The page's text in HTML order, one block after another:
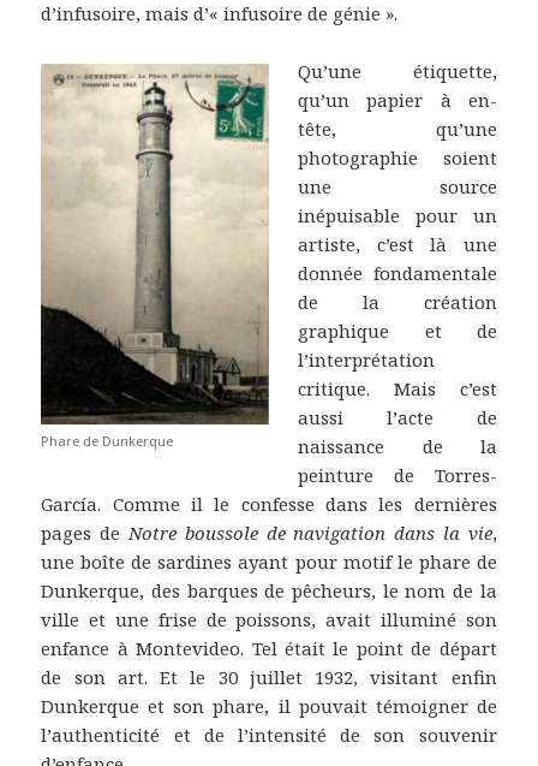
d’infusoire, mais d’« infusoire de génie ».
Phare de Dunkerque
Qu’une étiquette,
qu’un papier à en-
tête, qu’une
photographie soient
une source
inépuisable pour un
artiste, c’est là une
donnée fondamentale
de la création
graphique et de
l’interprétation
critique. Mais c’est
aussi l’acte de
naissance de la
peinture de Torres-
García. Comme il le confesse dans les dernières
pages deNotre boussole de navigation dans la vie,
une boîte de sardines ayant pour motif le phare de
Dunkerque, des barques de pêcheurs, le nom de la
ville et une frise de poissons, avait illuminé son
enfance à Montevideo. Tel était le point de départ
de son art. Et le 30 juillet 1932, visitant enfin
Dunkerque et son phare, il pouvait témoigner de
l’authenticité et de l’intensité de son souvenir